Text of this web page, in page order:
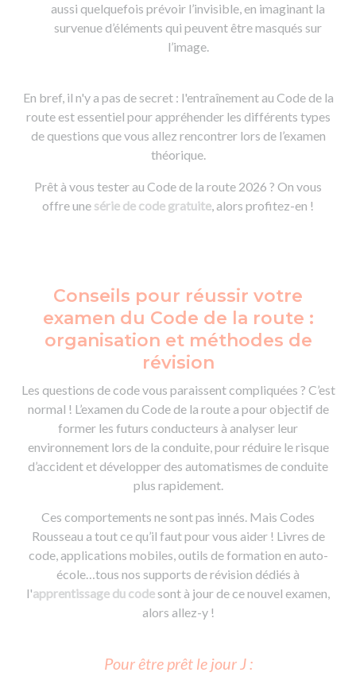
aussi quelquefois prévoir l’invisible, en imaginant la
survenue d’éléments qui peuvent être masqués sur
l’image.
En bref, il n'y a pas de secret : l'entraînement au Code de la
route est essentiel pour appréhender les différents types
de questions que vous allez rencontrer lors de l’examen
théorique.
Prêt à vous tester au Code de la route 2026 ? On vous
offre une série de code gratuite, alors profitez-en !
Conseils pour réussir votre
examen du Code de la route :
organisation et méthodes de
révision
Les questions de code vous paraissent compliquées ? C’est
normal ! L’examen du Code de la route a pour objectif de
former les futurs conducteurs à analyser leur
environnement lors de la conduite, pour réduire le risque
d’accident et développer des automatismes de conduite
plus rapidement.
Ces comportements ne sont pas innés. Mais Codes
Rousseau a tout ce qu’il faut pour vous aider ! Livres de
code, applications mobiles, outils de formation en auto-
école…tous nos supports de révision dédiés à
l'apprentissage du code sont à jour de ce nouvel examen,
alors allez-y !
Pour être prêt le jour J :